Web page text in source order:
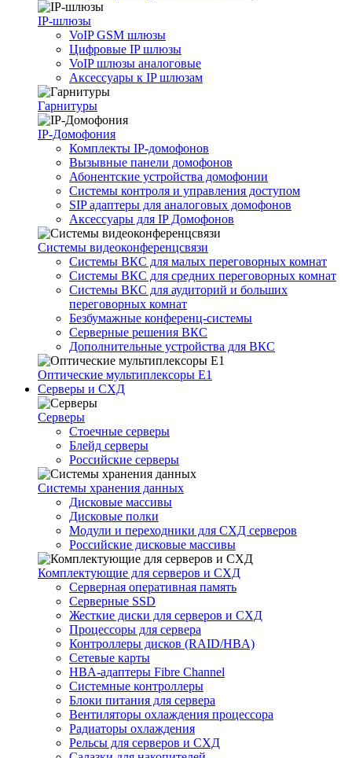
IP-шлюзы
VoIP GSM шлюзы
Цифровые IP шлюзы
VoIP шлюзы аналоговые
Аксессуары к IP шлюзам
Гарнитуры
IP-Домофония
Комплекты IP-домофонов
Вызывные панели домофонов
Абонентские устройства домофонии
Системы контроля и управления доступом
SIP адаптеры для аналоговых домофонов
Аксессуары для IP Домофонов
Системы видеоконференцсвязи
Системы ВКС для малых переговорных комнат
Системы ВКС для средних переговорных комнат
Системы ВКС для аудиторий и больших
переговорных комнат
Безбумажные конференц-системы
Серверные решения ВКС
Дополнительные устройства для ВКС
Оптические мультиплексоры Е1
Серверы и СХД
Серверы
Стоечные серверы
Блейд серверы
Российские серверы
Системы хранения данных
Дисковые массивы
Дисковые полки
Модули и переходники для СХД серверов
Российские дисковые массивы
Комплектующие для серверов и СХД
Серверная оперативная память
Серверные SSD
Жесткие диски для серверов и СХД
Процессоры для сервера
Контроллеры дисков (RAID/HBA)
Сетевые карты
HBA-адаптеры Fibre Channel
Системные контроллеры
Блоки питания для сервера
Вентиляторы охлаждения процессора
Радиаторы охлаждения
Рельсы для серверов и СХД